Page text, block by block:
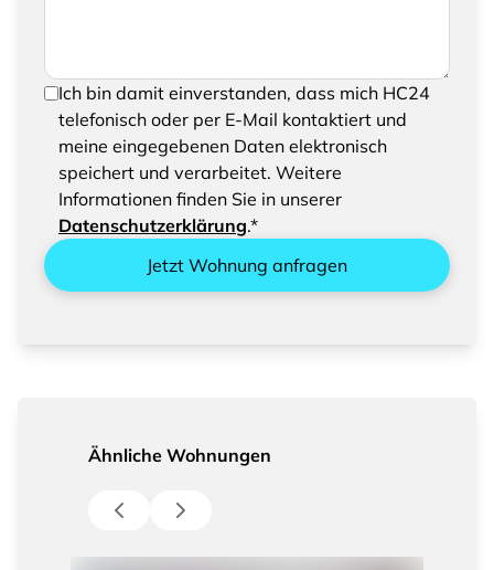
Um Ihre Anfrage senden zu können, bestätigen
Sie bitte das Speichern und Verarbeiten Ihrer
eingegebenen Daten
Ich bin damit einverstanden, dass mich HC24
telefonisch oder per E-Mail kontaktiert und
meine eingegebenen Daten elektronisch
speichert und verarbeitet. Weitere
Informationen finden Sie in unserer
Datenschutzerklärung.*
Jetzt Wohnung anfragen
Ähnliche Wohnungen